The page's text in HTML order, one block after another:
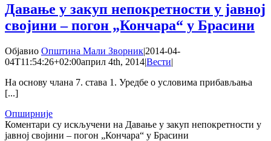
Давање у закуп непокретности у јавној
својини – погон „Кончара“ у Брасини
Објавио Општина Мали Зворник|2014-04-
04T11:54:26+02:00април 4th, 2014|Вести|
На основу члана 7. става 1. Уредбе о условима прибављања
[...]
Опширније
Коментари су искључени на Давање у закуп непокретности у
јавној својини – погон „Кончара“ у Брасини